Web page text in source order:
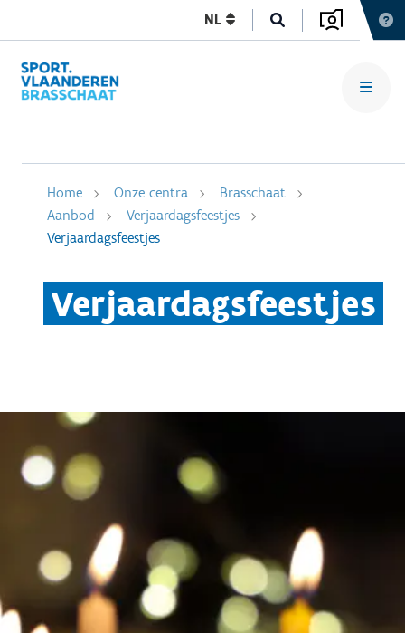
NL
Home Onze centra
Brasschaat
Aanbod
Verjaardagsfeestjes
Verjaardagsfeestjes
Verjaardagsfeestjes